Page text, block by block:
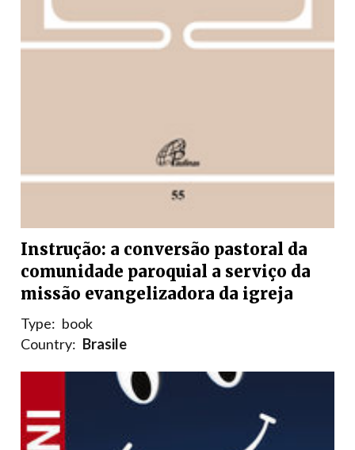
Instrução: a conversão pastoral da
comunidade paroquial a serviço da
missão evangelizadora da igreja
Type: book
Country: Brasile